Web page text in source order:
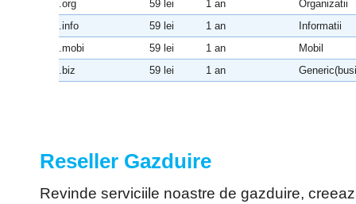
.org
59 lei 1 an
Organizatii
.info
59 lei 1 an
Informatii
.mobi
59 lei 1 an
Mobil
.biz
59 lei 1 an
Reseller Gazduire
Revinde serviciile noastre de gazduire,